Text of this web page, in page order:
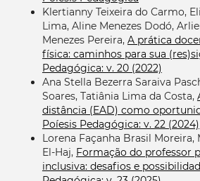
Klertianny Teixeira do Carmo,
Lima, Aline Menezes Dodó,
Menezes Pereira, A prática
física: caminhos para sua
Pedagógica: v. 20 (2022)
Ana Stella Bezerra Saraiva
Soares, Tatiânia Lima da Costa,
distância (EAD) como
Poíesis Pedagógica: v. 22 (2024)
Lorena Façanha Brasil Moreira,
El-Haj, Formação do professor
inclusiva: desafios e